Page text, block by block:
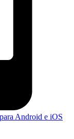
Android e iOS